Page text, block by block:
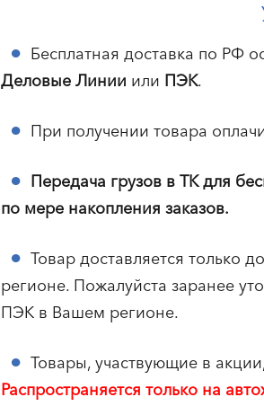
Бесплатная доставка по РФ
Деловые Линии или ПЭК.
При получении товара
Передача грузов в ТК для
по мере накопления заказов.
Товар доставляется только
регионе. Пожалуйста заранее
ПЭК в Вашем регионе.
Товары, участвующие в
Распространяется только на